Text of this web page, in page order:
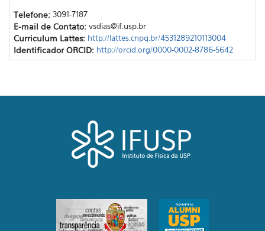
Telefone: 3091-7187
E-mail de Contato: vsdias@if.usp.br
Curriculum Lattes: http://lattes.cnpq.br/4531289210113004
Identificador ORCID: http://orcid.org/0000-0002-8786-5642